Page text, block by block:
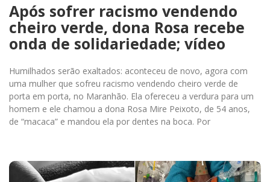
Após sofrer racismo vendendo
cheiro verde, dona Rosa recebe
onda de solidariedade; vídeo
Humilhados serão exaltados: aconteceu de novo, agora com
uma mulher que sofreu racismo vendendo cheiro verde de
porta em porta, no Maranhão. Ela ofereceu a verdura para um
homem e ele chamou a dona Rosa Mire Peixoto, de 54 anos,
de “macaca” e mandou ela por dentes na boca. Por